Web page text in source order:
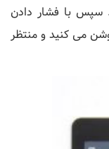
سپس با فشار دادن
می کنید و منتظر